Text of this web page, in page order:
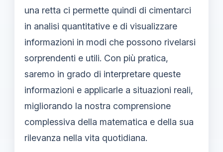
una retta ci permette quindi di cimentarci
in analisi quantitative e di visualizzare
informazioni in modi che possono rivelarsi
sorprendenti e utili. Con più pratica,
saremo in grado di interpretare queste
informazioni e applicarle a situazioni reali,
migliorando la nostra comprensione
complessiva della matematica e della sua
rilevanza nella vita quotidiana.